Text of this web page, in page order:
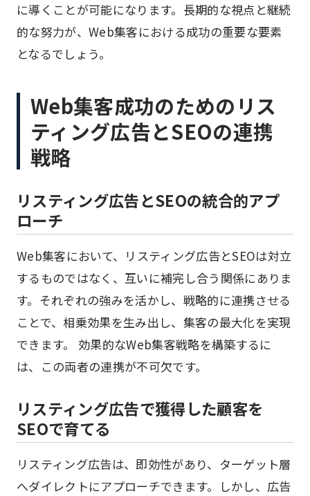
に導くことが可能になります。長期的な視点と継続
的な努力が、Web集客における成功の重要な要素
となるでしょう。
Web集客成功のためのリス
ティング広告とSEOの連携
戦略
リスティング広告とSEOの統合的アプ
ローチ
Web集客において、リスティング広告とSEOは対立
するものではなく、互いに補完し合う関係にありま
す。それぞれの強みを活かし、戦略的に連携させる
ことで、相乗効果を生み出し、集客の最大化を実現
できます。 効果的なWeb集客戦略を構築するに
は、この両者の連携が不可欠です。
リスティング広告で獲得した顧客を
SEOで育てる
リスティング広告は、即効性があり、ターゲット層
へダイレクトにアプローチできます。しかし、広告